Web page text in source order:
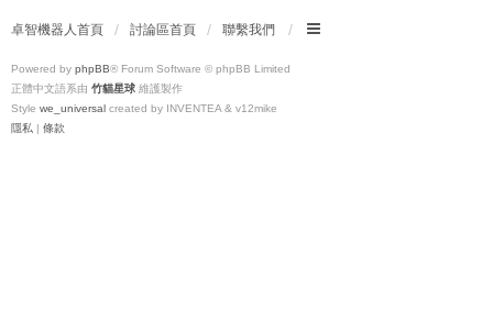
卓智機器人首頁 討論區首頁 聯繫我們
Powered by phpBB® Forum Software © phpBB Limited
正體中文語系由 竹貓星球 維護製作
Style we_universal created by INVENTEA & v12mike
隱私 | 條款